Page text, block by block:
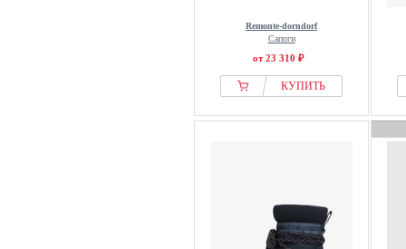
Remonte-dorndorf
Сапоги
от 23 310 ₽
КУПИТЬ